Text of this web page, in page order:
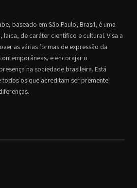
baseado em São Paulo, Brasil, é uma
laica, de caráter científico e cultural. Visa a
as várias formas de expressão da
e encorajar o
na sociedade brasileira. Está
os que acreditam ser premente